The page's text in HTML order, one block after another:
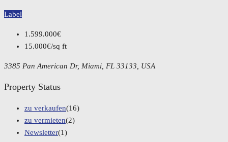
Label
1.599.000€
15.000€/sq ft
3385 Pan American Dr, Miami, FL 33133, USA
Property Status
zu verkaufen(16)
zu vermieten(2)
Newsletter(1)